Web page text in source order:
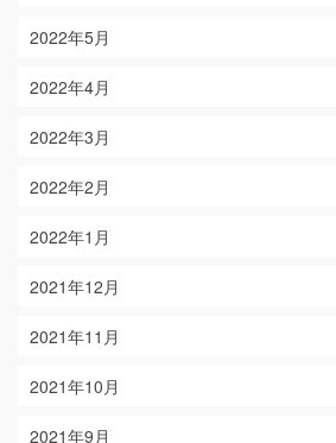
2022年5月
2022年4月
2022年3月
2022年2月
2022年1月
2021年12月
2021年11月
2021年10月
2021年9月